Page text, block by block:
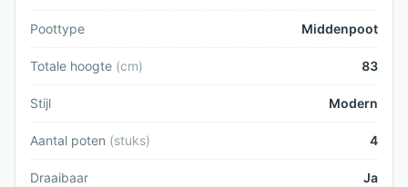
Poottype Middenpoot
Totale hoogte (cm) 83
Stijl Modern
Aantal poten (stuks) 4
Draaibaar Ja